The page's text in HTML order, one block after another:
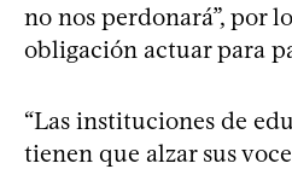
no nos perdonará”, por
obligación actuar para
“Las instituciones de
tienen que alzar sus